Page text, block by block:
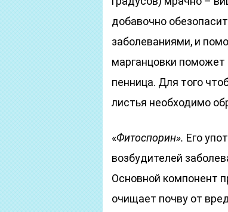
добавочно
заболеваниями, и
марганцовки
пенница. Для того
листья необходимо
«Фитоспорин». Его
возбудителей
Основной компонент
очищает почву от